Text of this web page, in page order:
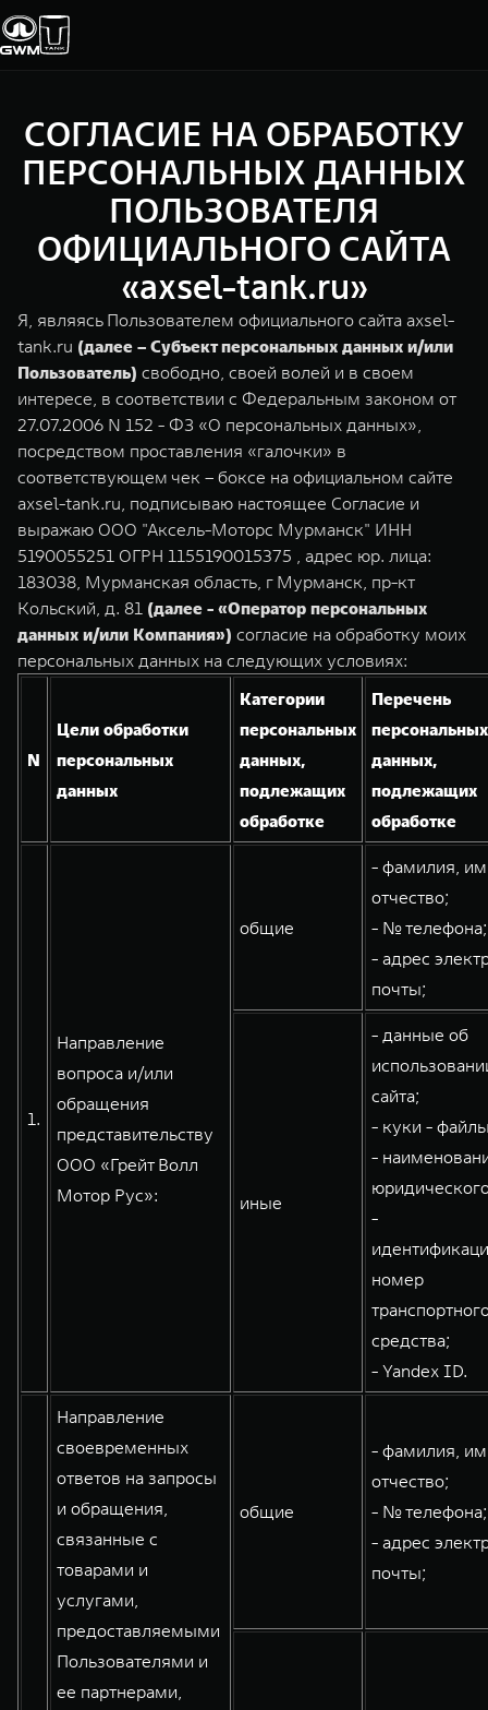
Модели
TANK 300
Следуй за открытиями
от 3 999 000 ₽
TANK 400
За пределы возможного
от 5 599 000 ₽
TANK 500
Веди за собой
от 6 499 000 ₽
TANK 700
Сила признания
от 10 199 000 ₽
WEY 05
от 5 699 000 ₽
WEY 80
Масштаб возможностей
от 6 449 000 ₽
WEY 80 Лаундж
Масштаб возможностей
от 8 099 000 ₽
Покупателям
ВЫБОР АВТОМОБИЛЯ
Спецпредложения
Тест-драйв
Зарядные станции
ПОКУПКА АВТОМОБИЛЯ
TANK Финансы
Корпоративным клиентам
TANK ФИНАНСЫ
TANK Кредит
TANK Страхование
Владельцам
ГАРАНТИЯ И ПОДДЕРЖКА
Гарантия
СЕРВИС
Калькулятор ТО
Нулевое ТО
Сервис
Специальные предложения
Моторные масла
ЦИФРОВЫЕ СЕРВИСЫ TANK
Подписки
О дилере
ИНФОРМАЦИЯ
О нас
GWM ТЕХ ДЕНЬ
Новости
СОГЛАСИЕ НА ОБРАБОТКУ
ПЕРСОНАЛЬНЫХ ДАННЫХ
ПОЛЬЗОВАТЕЛЯ
ОФИЦИАЛЬНОГО САЙТА
«axsel-tank.ru»
Я, являясь Пользователем официального сайта axsel-
tank.ru (далее – Субъект персональных данных и/или
Пользователь) свободно, своей волей и в своем
интересе, в соответствии с Федеральным законом от
27.07.2006 N 152 - ФЗ «О персональных данных»,
посредством проставления «галочки» в
соответствующем чек – боксе на официальном сайте
axsel-tank.ru, подписываю настоящее Согласие и
выражаю ООО "Аксель-Моторс Мурманск" ИНН
5190055251 ОГРН 1155190015375 , адрес юр. лица:
183038, Мурманская область, г Мурманск, пр-кт
Кольский, д. 81 (далее - «Оператор персональных
данных и/или Компания») согласие на обработку моих
персональных данных на следующих условиях:
N
Цели обработки
персональных
данных
Категории
персональных
данных,
подлежащих
обработке
Перечень
персональных
данных,
подлежащих
обработке
1.
Направление
вопроса и/или
обращения
представительству
ООО «Грейт Волл
Мотор Рус»:
общие
- фамилия,
отчество;
- № телефона;
- адрес
почты;
иные
- данные об
сайта;
- куки -
-
-
номер
средства;
- Yandex ID.
Направление
своевременных
ответов на запросы
и обращения,
связанные с
товарами и
услугами,
предоставляемыми
Пользователями и
ее партнерами,
общие
- фамилия,
отчество;
- № телефона;
- адрес
почты;